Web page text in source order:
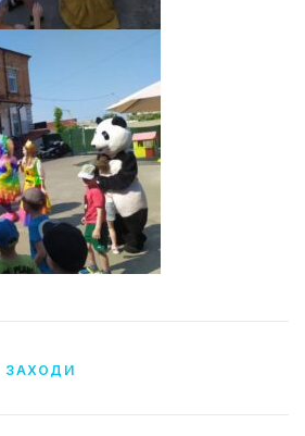
ЗАХОДИ